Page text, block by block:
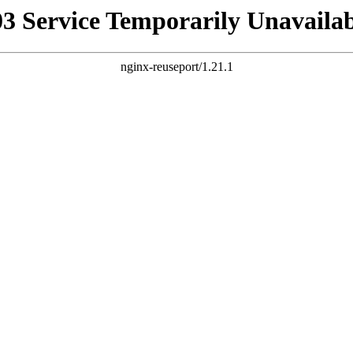
Service Temporarily
nginx-reuseport/1.21.1